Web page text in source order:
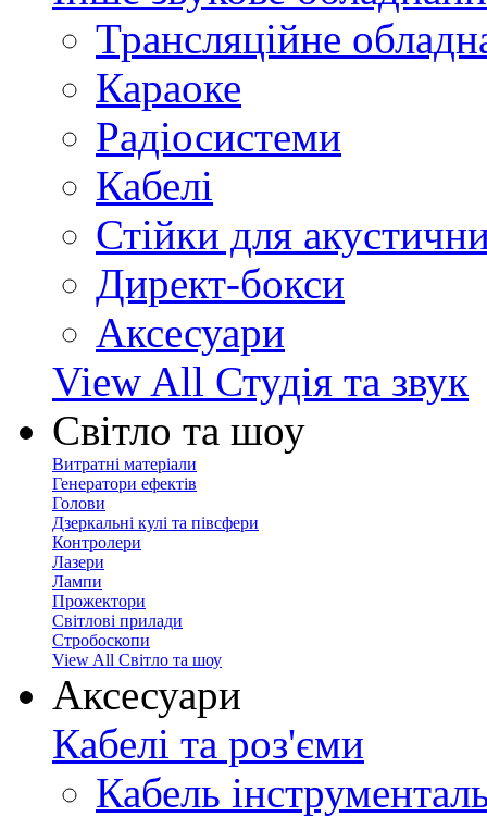
Трансляційне
Караоке
Радіосистеми
Кабелі
Стійки для
Директ-бокси
Аксесуари
View All Студія та звук
Світло та шоу
Витратні матеріали
Генератори ефектів
Голови
Дзеркальні кулі та півсфери
Контролери
Лазери
Лампи
Прожектори
Світлові прилади
Стробоскопи
View All Світло та шоу
Аксесуари
Кабелі та роз'єми
Кабель